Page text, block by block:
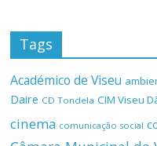
Tags
Académico de Viseu
Daire CD Tondela CIM Viseu
cinema comunicação social